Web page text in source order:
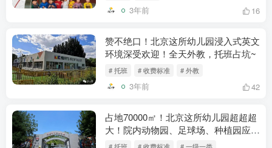
3年前 16
赞不绝口！北京这所幼儿园浸入式英文
环境深受欢迎！全天外教，托班占坑~
# 托班 # 收费标准 # 外教
3年前 42
占地70000㎡！北京这所幼儿园超超超
大！院内动物园、足球场、种植园应有
应尽！
# 托班 # 收费标准 # 一级一类